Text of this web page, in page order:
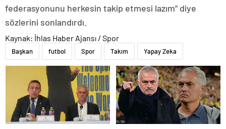
federasyonunu herkesin takip etmesi lazım” diye
sözlerini sonlandırdı.
Kaynak: İhlas Haber Ajansı / Spor
Başkan futbol Spor Takım Yapay Zeka